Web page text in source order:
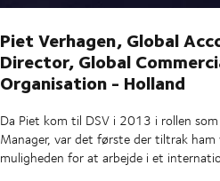
Piet Verhagen, Global
Director, Global
Organisation - Holland
Da Piet kom til DSV i 2013 i rollen
Manager, var det første der tiltrak ham
muligheden for at arbejde i et